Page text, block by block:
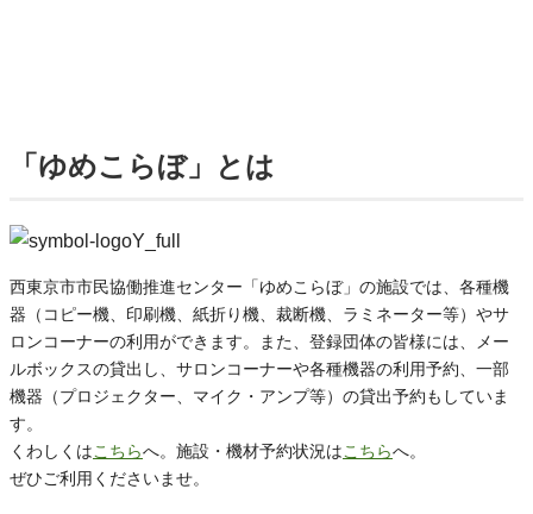
「ゆめこらぼ」とは
西東京市市民協働推進センター「ゆめこらぼ」の施設では、各種機
器（コピー機、印刷機、紙折り機、裁断機、ラミネーター等）やサ
ロンコーナーの利用ができます。また、登録団体の皆様には、メー
ルボックスの貸出し、サロンコーナーや各種機器の利用予約、一部
機器（プロジェクター、マイク・アンプ等）の貸出予約もしていま
す。
くわしくはこちらへ。施設・機材予約状況はこちらへ。
ぜひご利用くださいませ。